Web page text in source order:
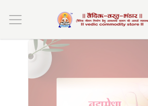
Home ब्रह्ममेधा सुविचार